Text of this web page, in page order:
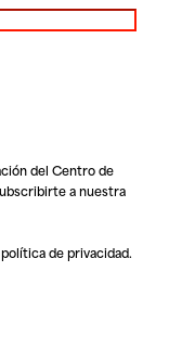
del Centro de
a nuestra
política de privacidad.